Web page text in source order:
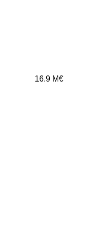
16.9 M€